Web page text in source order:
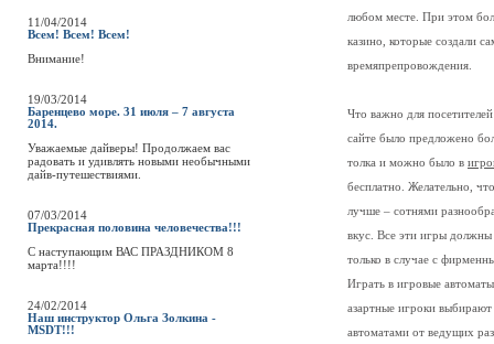
11/04/2014
Всем! Всем! Всем!
Внимание!
19/03/2014
Баренцево море. 31 июля – 7 августа
2014.
Уважаемые дайверы! Продолжаем вас
радовать и удивлять новыми необычными
дайв-путешествиями.
07/03/2014
Прекрасная половина человечества!!!
C наступающим ВАС ПРАЗДНИКОМ 8
марта!!!!
24/02/2014
Наш инструктор Ольга Золкина -
MSDT!!!
любом месте. При этом
казино, которые создали
времяпрепровождения.
Что важно для
сайте было предложено
толка и можно было в
бесплатно. Желательно,
лучше – сотнями
вкус. Все эти игры
только в случае с
Играть в игровые
азартные игроки
автоматами от ведущих